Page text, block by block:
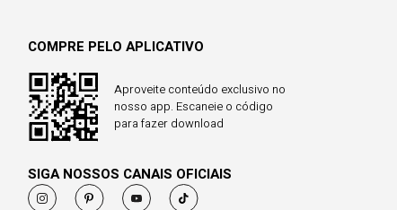
COMPRE PELO APLICATIVO
Aproveite conteúdo exclusivo no
nosso app. Escaneie o código
para fazer download
SIGA NOSSOS CANAIS OFICIAIS